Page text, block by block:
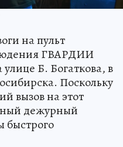
на пульт
ГВАРДИИ
Б. Богаткова, в
Поскольку
вызов на этот
дежурный
быстрого